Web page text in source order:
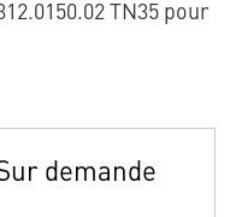
TN35 pour
demande